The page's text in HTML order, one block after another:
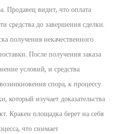
Продавец видит, что оплата
средства до завершения сделки.
получения некачественного
После получения заказа
условий, и средства
спора, к процессу
который изучает доказательства
Кракен площадка берет на себя
что снимает